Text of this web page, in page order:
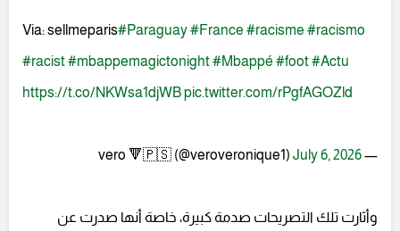
Via: sellmeparis#Paraguay#France #racisme #racismo
#racist#mbappemagictonight#Mbappé #foot#Actu
https://t.co/NKWsa1djWBpic.twitter.com/rPgfAGOZld
— vero 🔻🇵🇸 (@veroveronique1)
July 6, 2026
وأثارت تلك التصريحات صدمة كبيرة، خاصة أنها صدرت عن